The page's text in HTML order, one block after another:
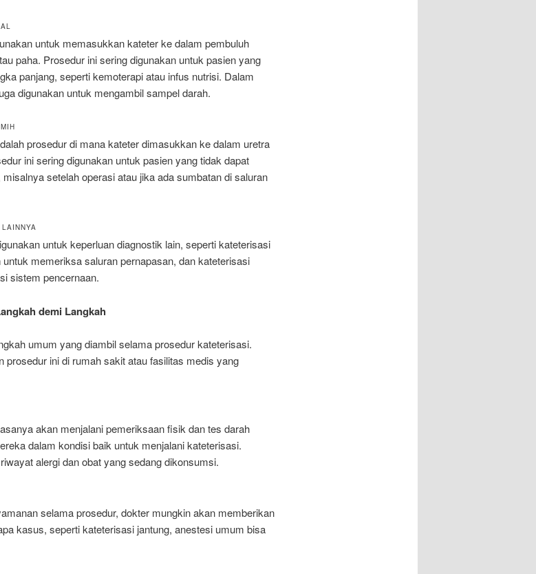
untuk memasukkan kateter ke dalam pembuluh
paha. Prosedur ini sering digunakan untuk pasien yang
panjang, seperti kemoterapi atau infus nutrisi. Dalam
digunakan untuk mengambil sampel darah.
prosedur di mana kateter dimasukkan ke dalam uretra
ini sering digunakan untuk pasien yang tidak dapat
setelah operasi atau jika ada sumbatan di saluran
untuk keperluan diagnostik lain, seperti kateterisasi
memeriksa saluran pernapasan, dan kateterisasi
sistem pencernaan.
demi Langkah
umum yang diambil selama prosedur kateterisasi.
prosedur ini di rumah sakit atau fasilitas medis yang
akan menjalani pemeriksaan fisik dan tes darah
dalam kondisi baik untuk menjalani kateterisasi.
alergi dan obat yang sedang dikonsumsi.
selama prosedur, dokter mungkin akan memberikan
kasus, seperti kateterisasi jantung, anestesi umum bisa